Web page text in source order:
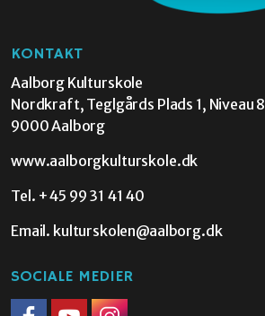
KONTAKT
Aalborg Kulturskole
Nordkraft, Teglgårds Plads 1, Niveau 8
9000 Aalborg
www.aalborgkulturskole.dk
Tel. +45 99 31 41 40
Email. kulturskolen@aalborg.dk
SOCIALE MEDIER